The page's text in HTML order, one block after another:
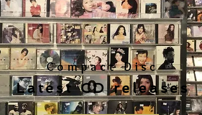
Compact Disc
Latest CD releases